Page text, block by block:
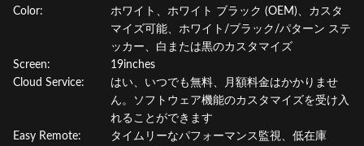
Color:
ホワイト、ホワイト ブラック (OEM)、カスタ
マイズ可能、ホワイト/ブラック/パターン ステ
ッカー、白または黒のカスタマイズ
Screen:
19inches
Cloud Service:
はい、いつでも無料、月額料金はかかりませ
ん。ソフトウェア機能のカスタマイズを受け入
れることができます
Easy Remote:
タイムリーなパフォーマンス監視、低在庫